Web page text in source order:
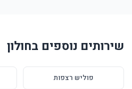
שירותים נוספים בחולון
פוליש רצפות